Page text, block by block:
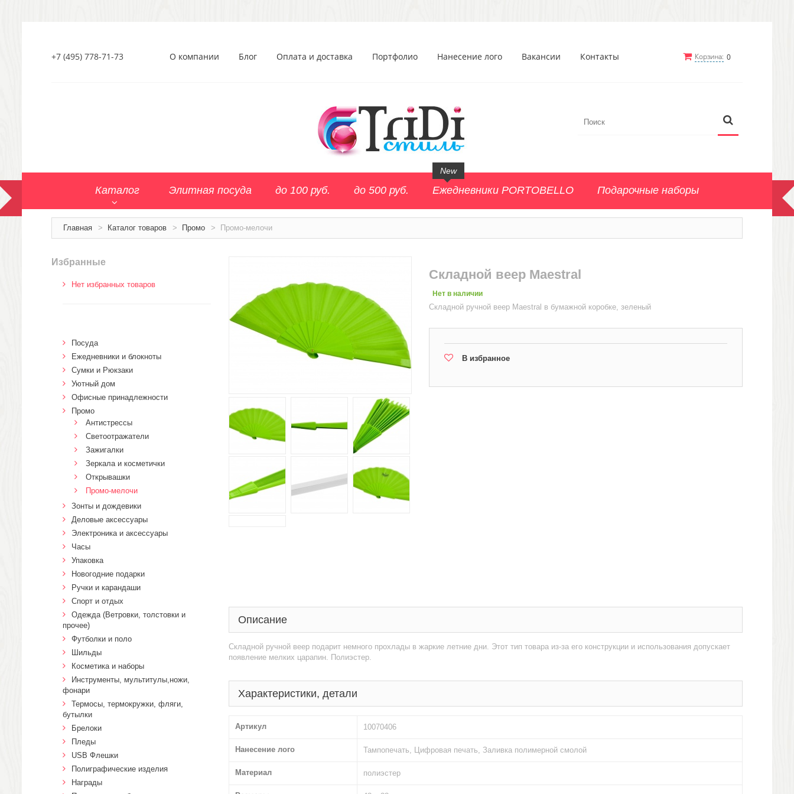
Корзина: 0
+7 (495) 778-71-73 О компании Блог Оплата и доставка Портфолио Нанесение лого Вакансии Контакты
Каталог Элитная посуда до 100 руб. до 500 руб. Ежедневники PORTOBELLO
New
Подарочные наборы
Главная > Каталог товаров > Промо > Промо-мелочи
Складной веер Maestral
Нет в наличии
Складной ручной веер Maestral в бумажной коробке, зеленый
В избранное
Описание
Складной ручной веер подарит немного прохлады в жаркие летние дни. Этот тип товара из-за его конструкции и использования допускает
появление мелких царапин. Полиэстер.
Характеристики, детали
Артикул 10070406
Нанесение лого Тампопечать, Цифровая печать, Заливка полимерной смолой
Материал полиэстер
Избранные
Нет избранных товаров
Посуда
Ежедневники и блокноты
Сумки и Рюкзаки
Уютный дом
Офисные принадлежности
Промо
Антистрессы
Светоотражатели
Зажигалки
Зеркала и косметички
Открывашки
Промо-мелочи
Зонты и дождевики
Деловые аксессуары
Электроника и аксессуары
Часы
Упаковка
Новогодние подарки
Ручки и карандаши
Спорт и отдых
Одежда (Ветровки, толстовки и
прочее)
Футболки и поло
Шильды
Косметика и наборы
Инструменты, мультитулы,ножи,
фонари
Термосы, термокружки, фляги,
бутылки
Брелоки
Пледы
USB Флешки
Полиграфические изделия
Награды